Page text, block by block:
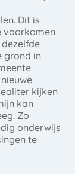
Dit is
voorkomen
grond in
kijken
kan
Zo
onderwijs
te